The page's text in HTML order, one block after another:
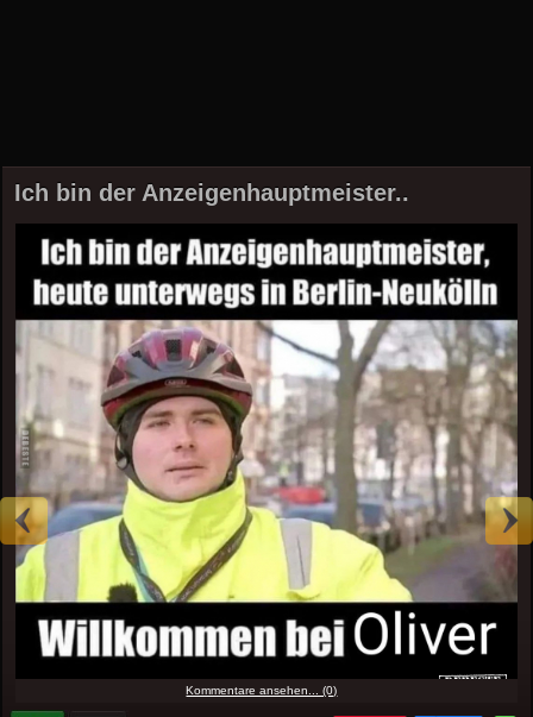
Ich bin der Anzeigenhauptmeister..
Kommentare ansehen... (0)